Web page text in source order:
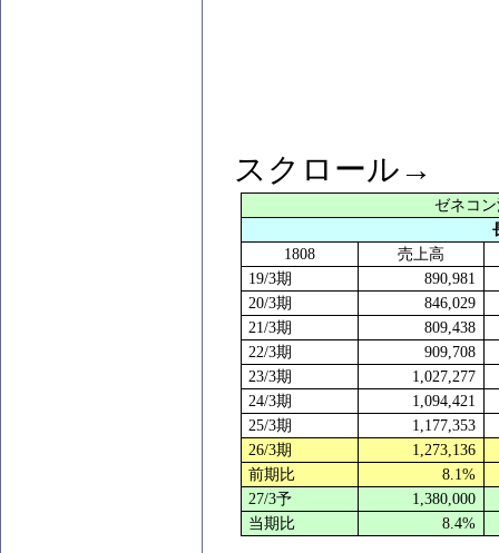
スクロール→
ゼネコ
1808
売上高
19/3期
890,981
20/3期
846,029
21/3期
809,438
22/3期
909,708
23/3期
1,027,277
24/3期
1,094,421
25/3期
1,177,353
26/3期
1,273,136
前期比
8.1%
27/3予
1,380,000
当期比
8.4%